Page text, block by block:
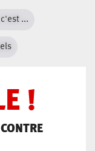
...
!